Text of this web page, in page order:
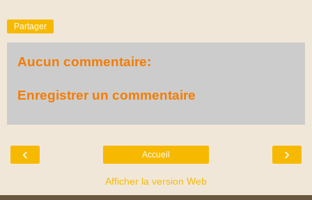
Partager
Aucun commentaire:
Enregistrer un commentaire
‹ ›
Accueil
Afficher la version Web